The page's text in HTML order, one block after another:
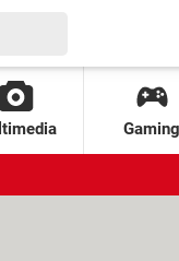
Gaming